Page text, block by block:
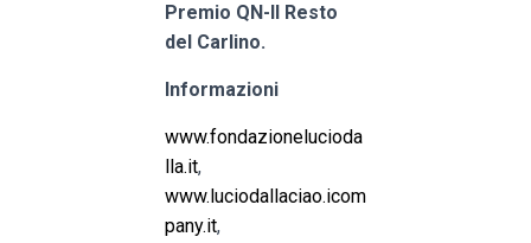
Premio QN-Il Resto
del Carlino.
Informazioni
www.fondazionelucioda
lla.it,
www.luciodallaciao.icom
pany.it,